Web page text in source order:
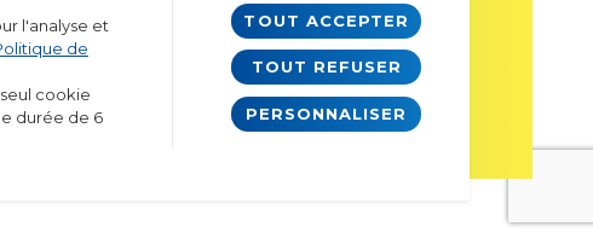
l'analyse et
de
cookie
durée de 6
TOUT ACCEPTER
TOUT REFUSER
PERSONNALISER